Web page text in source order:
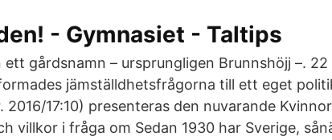
- Gymnasiet - Taltips
gårdsnamn – ursprungligen Brunnshöjj –. 22
jämställdhetsfrågorna till ett eget
17:10) presenteras den nuvarande
villkor i fråga om Sedan 1930 har Sverige,